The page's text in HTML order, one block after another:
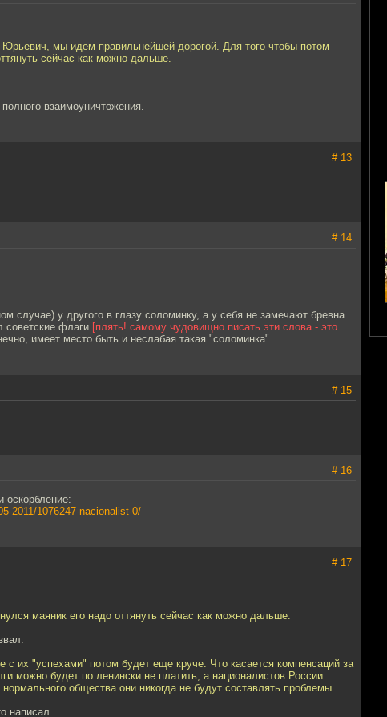
мы идем правильнейшей дорогой. Для того чтобы потом
сейчас как можно дальше.
взаимоуничтожения.
# 13
# 14
случае) у другого в глазу соломинку, а у себя не замечают бревна.
советские флаги [плять! самому чудовищно писать эти слова - это
имеет место быть и неслабая такая "соломинка".
# 15
# 16
оскорбление:
2011/1076247-nacionalist-0/
# 17
маяник его надо оттянуть сейчас как можно дальше.
с их "успехами" потом будет еще круче. Что касается компенсаций за
можно будет по ленински не платить, а националистов России
общества они никогда не будут составлять проблемы.
написал.